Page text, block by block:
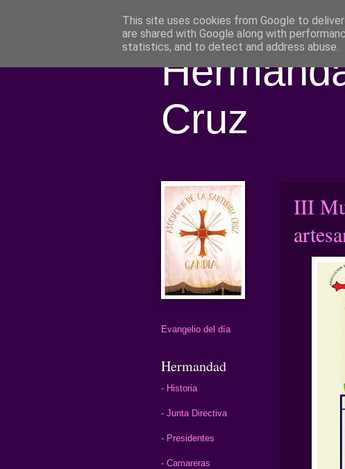
Cruz
III
Evangelio del día
Hermandad
- Historia
- Junta Directiva
- Presidentes
- Camareras
This site uses cookies from Google to
are shared with Google along with
statistics, and to detect and address abuse.